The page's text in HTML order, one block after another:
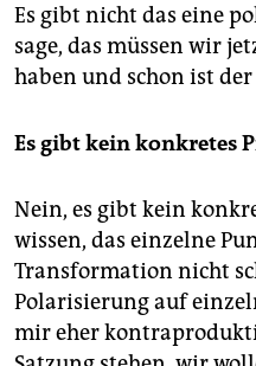
Es gibt nicht das eine
sage, das müssen wir
haben und schon ist
Es gibt kein konkretes
Nein, es gibt kein
wissen, das einzelne
Transformation nicht
Polarisierung auf
mir eher